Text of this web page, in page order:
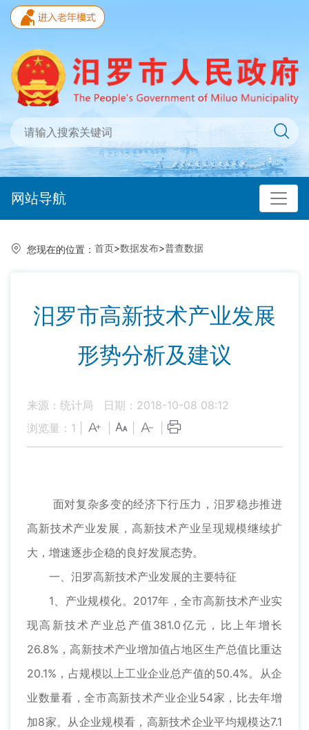
网站导航
您现在的位置： 首页>数据发布>普查数据
汨罗市高新技术产业发展
形势分析及建议
来源：统计局
日期：2018-10-08 08:12
浏览量： 1
面对复杂多变的经济下行压力，汨罗稳步推进
高新技术产业发展，高新技术产业呈现规模继续扩
大，增速逐步企稳的良好发展态势。
一、汨罗高新技术产业发展的主要特征
1、产业规模化。2017年，全市高新技术产业实
现高新技术产业总产值381.0亿元，比上年增长
26.8%，高新技术产业增加值占地区生产总值比重达
20.1%，占规模以上工业企业总产值的50.4%。从企
业数量看，全市高新技术产业企业54家，比去年增
加8家。从企业规模看，高新技术企业平均规模达7.1